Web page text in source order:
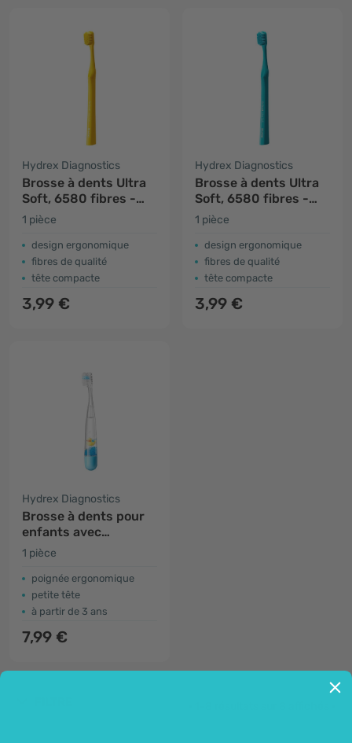
Hydrex Diagnostics
Brosse à dents Ultra
Soft, 6580 fibres -
jaune
1 pièce
design ergonomique
fibres de qualité
tête compacte
3,99 €
Hydrex Diagnostics
Brosse à dents Ultra
Soft, 6580 fibres -
menthe
1 pièce
design ergonomique
fibres de qualité
tête compacte
3,99 €
Hydrex Diagnostics
Brosse à dents pour
enfants avec
minuteur - bleu
1 pièce
poignée ergonomique
petite tête
à partir de 3 ans
7,99 €